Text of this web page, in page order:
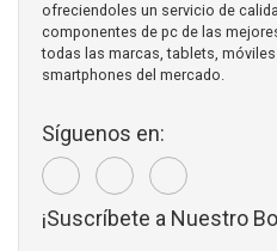
ofreciendoles un servicio de
componentes de pc de las
todas las marcas, tablets,
smartphones del mercado.
Síguenos en:
¡Suscríbete a Nuestro